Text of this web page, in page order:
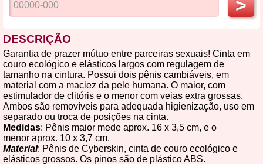
>
DESCRIÇÃO
Garantia de prazer mútuo entre parceiras sexuais! Cinta em
couro ecológico e elásticos largos com regulagem de
tamanho na cintura. Possui dois pênis cambiáveis, em
material com a maciez da pele humana. O maior, com
estimulador de clitóris e o menor com veias extra grossas.
Ambos são removíveis para adequada higienização, uso em
separado ou troca de posições na cinta.
Medidas: Pênis maior mede aprox. 16 x 3,5 cm, e o
menor aprox. 10 x 3,7 cm.
Material: Pênis de Cyberskin, cinta de couro ecológico e
elásticos grossos. Os pinos são de plástico ABS.